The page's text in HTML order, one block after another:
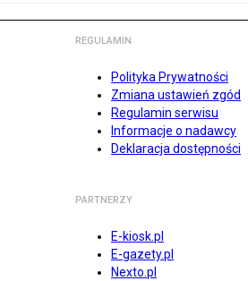
REGULAMIN
Polityka Prywatności
Zmiana ustawień zgód
Regulamin serwisu
Informacje o nadawcy
Deklaracja dostępności
PARTNERZY
E-kiosk.pl
E-gazety.pl
Nexto.pl